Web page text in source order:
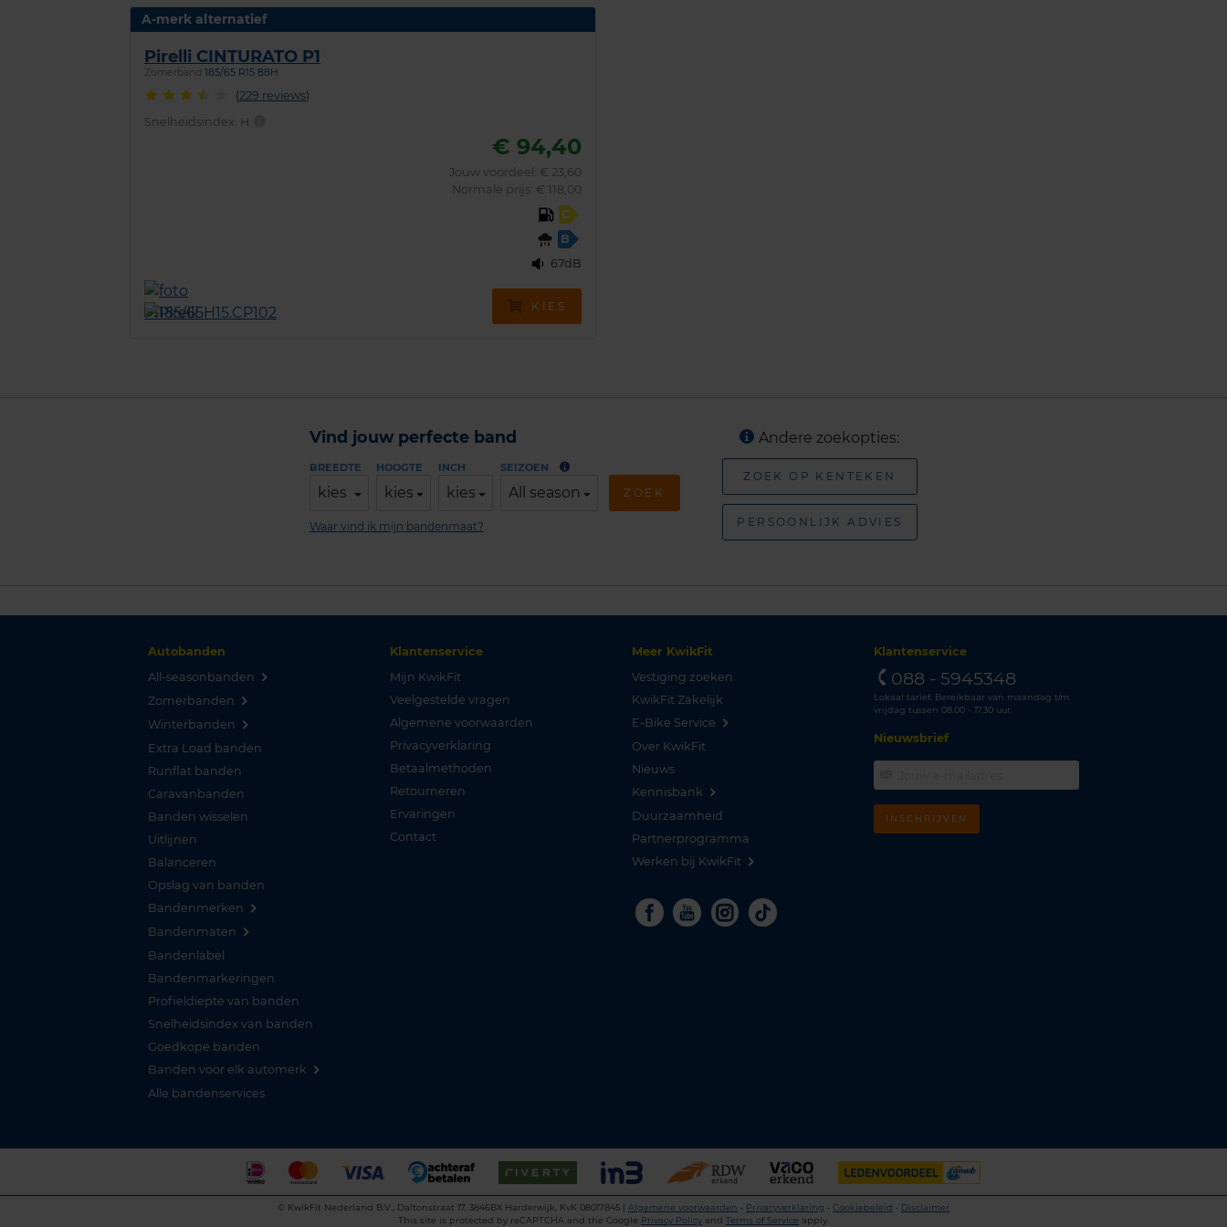
A-merk alternatief
Pirelli CINTURATO P1
Zomerband 185/65 R15 88H
(229 reviews)
Snelheidsindex: H
€ 94,40
Jouw voordeel: € 23,60
Normale prijs: € 118,00
C
B
67dB
KIES
Vind jouw perfecte band
BREEDTE
kies
HOOGTE
kies
INCH
kies
SEIZOEN
All season ZOEK
Waar vind ik mijn bandenmaat?
Andere zoekopties:
ZOEK OP KENTEKEN
PERSOONLIJK ADVIES
Autobanden
All-seasonbanden
Zomerbanden
Winterbanden
Extra Load banden
Runflat banden
Caravanbanden
Banden wisselen
Uitlijnen
Balanceren
Opslag van banden
Bandenmerken
Bandenmaten
Bandenlabel
Bandenmarkeringen
Profieldiepte van banden
Snelheidsindex van banden
Goedkope banden
Banden voor elk automerk
Alle bandenservices
Klantenservice
Mijn KwikFit
Veelgestelde vragen
Algemene voorwaarden
Privacyverklaring
Betaalmethoden
Retourneren
Ervaringen
Contact
Meer KwikFit
Vestiging zoeken
KwikFit Zakelijk
E-Bike Service
Over KwikFit
Nieuws
Kennisbank
Duurzaamheid
Partnerprogramma
Werken bij KwikFit
Facebook
YoutubeInstagram
Tiktok
Klantenservice
088 - 5945348
Lokaal tarief. Bereikbaar van maandag t/m
vrijdag tussen 08.00 - 17.30 uur.
Nieuwsbrief
INSCHRIJVEN
© KwikFit Nederland B.V., Daltonstraat 17, 3846BX Harderwijk, KvK 08017845 | Algemene voorwaarden • Privacyverklaring • Cookiebeleid • Disclaimer
This site is protected by reCAPTCHA and the Google Privacy Policy and Terms of Service apply.